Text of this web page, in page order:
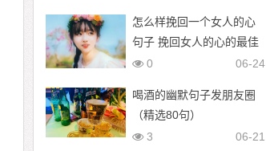
怎么样挽回一个女人的心
句子 挽回女人的心的最佳
语录
06-24
0
喝酒的幽默句子发朋友圈
（精选80句）
06-21
3